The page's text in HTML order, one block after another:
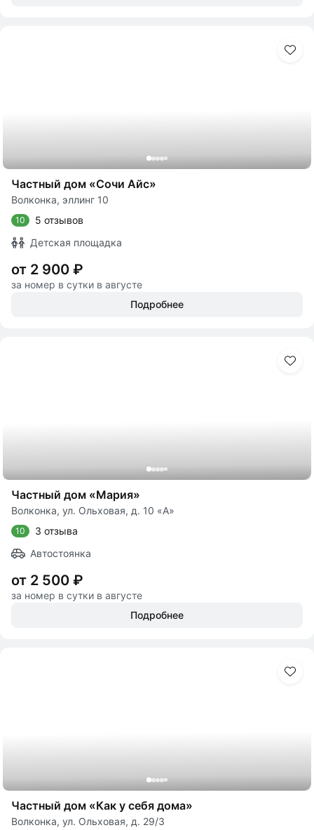
Частный дом «Сочи Айс»
Волконка, эллинг 10
10
5 отзывов
Детская площадка
от 2 900 ₽
за номер в сутки в августе
Подробнее
Частный дом «Мария»
Волконка, ул. Ольховая, д. 10 «А»
10
3 отзыва
Автостоянка
от 2 500 ₽
за номер в сутки в августе
Подробнее
Частный дом «Как у себя дома»
Волконка, ул. Ольховая, д. 29/3